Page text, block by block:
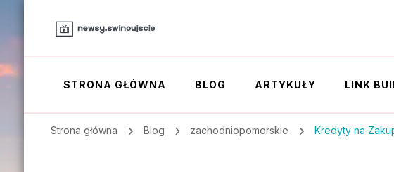
STRONA GŁÓWNA BLOG ARTYKUŁY LINK
Strona główna Blog zachodniopomorskie Kredyty na